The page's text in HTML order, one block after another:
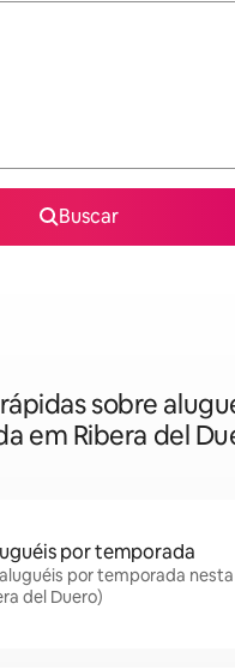
Buscar
sobre
em Ribera del
por temporada
por temporada nesta
del Duero)